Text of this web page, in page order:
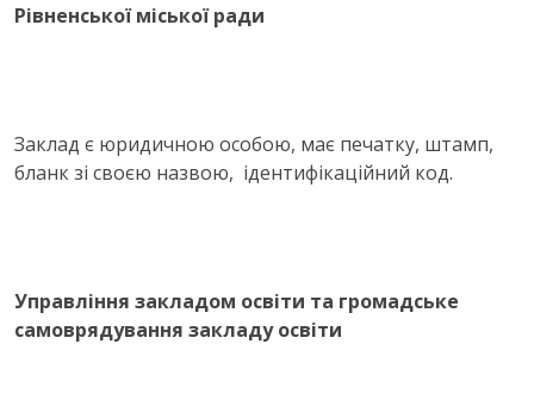
Рівненської міської ради
Заклад є юридичною особою, має печатку, штамп,
бланк зі своєю назвою, ідентифікаційний код.
Управління закладом освіти та громадське
самоврядування закладу освіти